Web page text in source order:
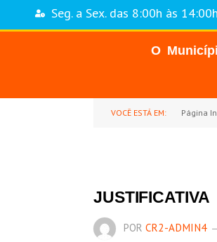
Seg. a Sex. das 8:00h às 14:00h
O
VOCÊ ESTÁ EM: Página
JUSTIFICATIVA
POR CR2-ADMIN4